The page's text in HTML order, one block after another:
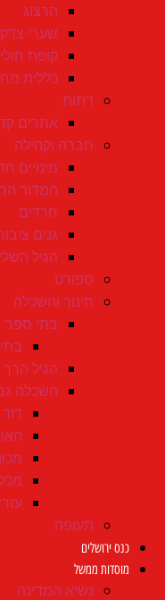
הרצוג
שערי צדק
קופת
כללית
דתות
אתרים
חברה וקהילה
מינויים
המדור
חרדים
גנים
הגיל
ספורט
חינוך והשכלה
בתי ספר
הגיל הרך
השכלה
דוד
תעופה
כנס ירושלים
מוסדות ממשל
נשיא המדינה